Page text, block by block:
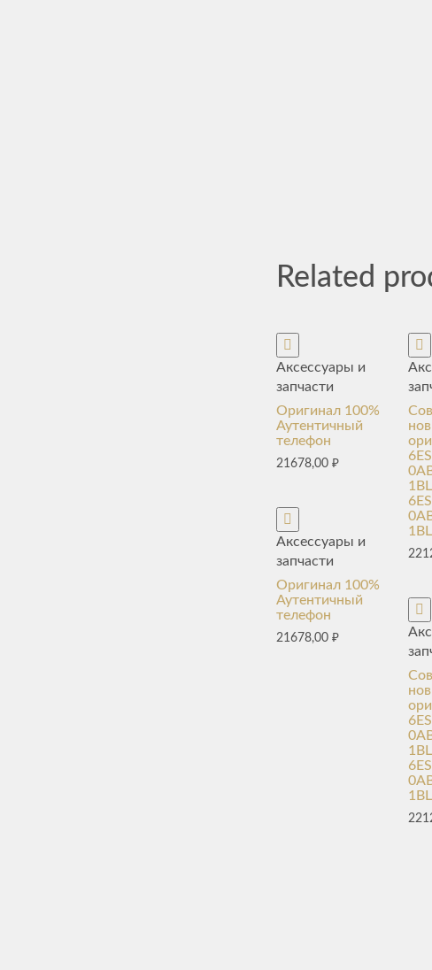
Related
Аксессуары и
запчасти
Оригинал 100%
Аутентичный
телефон
21678,00 ₽
Аксессуары и
запчасти
Оригинал 100%
Аутентичный
телефон
21678,00 ₽